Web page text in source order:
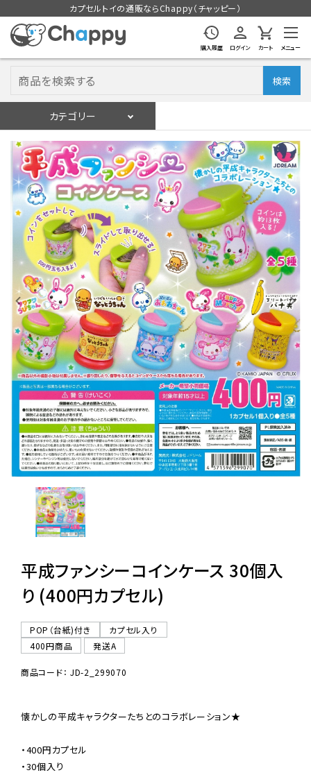
カプセルトイの通販ならChappy（チャッピー）
購入履歴 ログイン カート メニュー
検索
カテゴリー
ログイン 会員登録
入荷スケジュールをチェック
カプセルトイマシン本体
カプセルトイ
販促用空カプセル
レンタル
景品・玩具・文具
販促用カプセルトイ
よくあるご質問
06-6282-7659
平成ファンシーコインケース 30個入
り (400円カプセル)
POP（台紙)付き
カプセル入り
400円商品
発送A
商品コード： JD-2_299070
懐かしの平成キャラクターたちとのコラボレーション★
・400円カプセル
・30個入り